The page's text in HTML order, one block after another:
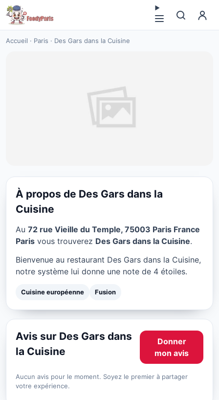
Accueil · Paris · Des Gars dans la Cuisine
CUISINE EUROPÉENNE
Paris
À propos de Des Gars dans la
Cuisine
Au 72 rue Vieille du Temple, 75003 Paris France
Paris vous trouverez Des Gars dans la Cuisine.
Bienvenue au restaurant Des Gars dans la Cuisine,
notre système lui donne une note de 4 étoiles.
Cuisine européenne Fusion
Avis sur Des Gars dans
la Cuisine
Donner
mon avis
Aucun avis pour le moment. Soyez le premier à partager
votre expérience.